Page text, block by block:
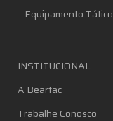
Equipamento Tático
INSTITUCIONAL
A Beartac
Trabalhe Conosco